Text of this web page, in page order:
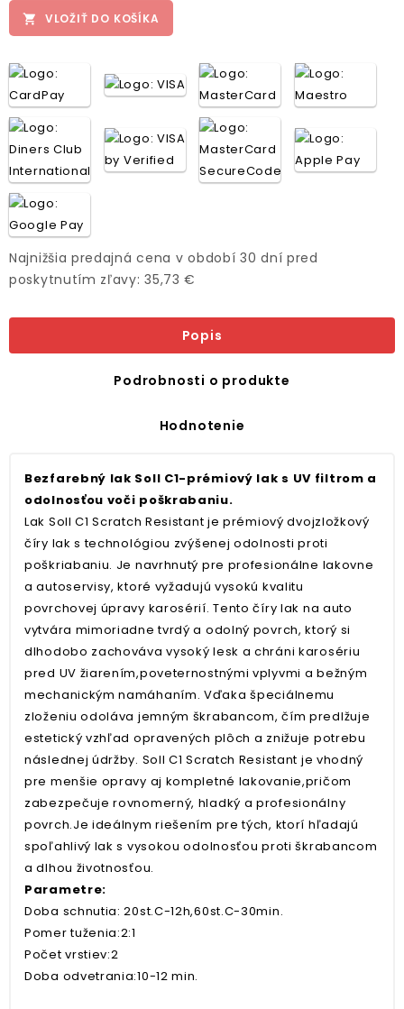
 VLOŽIŤ DO KOŠÍKA
Najnižšia predajná cena v období 30 dní pred
poskytnutím zľavy: 35,73 €
Popis
Podrobnosti o produkte
Hodnotenie
Bezfarebný lak Soll C1-prémiový lak s UV filtrom a
odolnosťou voči poškrabaniu.
Lak Soll C1 Scratch Resistant je prémiový dvojzložkový
číry lak s technológiou zvýšenej odolnosti proti
poškriabaniu. Je navrhnutý pre profesionálne lakovne
a autoservisy, ktoré vyžadujú vysokú kvalitu
povrchovej úpravy karosérií. Tento číry lak na auto
vytvára mimoriadne tvrdý a odolný povrch, ktorý si
dlhodobo zachováva vysoký lesk a chráni karosériu
pred UV žiarením,poveternostnými vplyvmi a bežným
mechanickým namáhaním. Vďaka špeciálnemu
zloženiu odoláva jemným škrabancom, čím predlžuje
estetický vzhľad opravených plôch a znižuje potrebu
následnej údržby. Soll C1 Scratch Resistant je vhodný
pre menšie opravy aj kompletné lakovanie,pričom
zabezpečuje rovnomerný, hladký a profesionálny
povrch.Je ideálnym riešením pre tých, ktorí hľadajú
spoľahlivý lak s vysokou odolnosťou proti škrabancom
a dlhou životnosťou.
Parametre:
Doba schnutia: 20st.C-12h,60st.C-30min.
Pomer tuženia:2:1
Počet vrstiev:2
Doba odvetrania:10-12 min.